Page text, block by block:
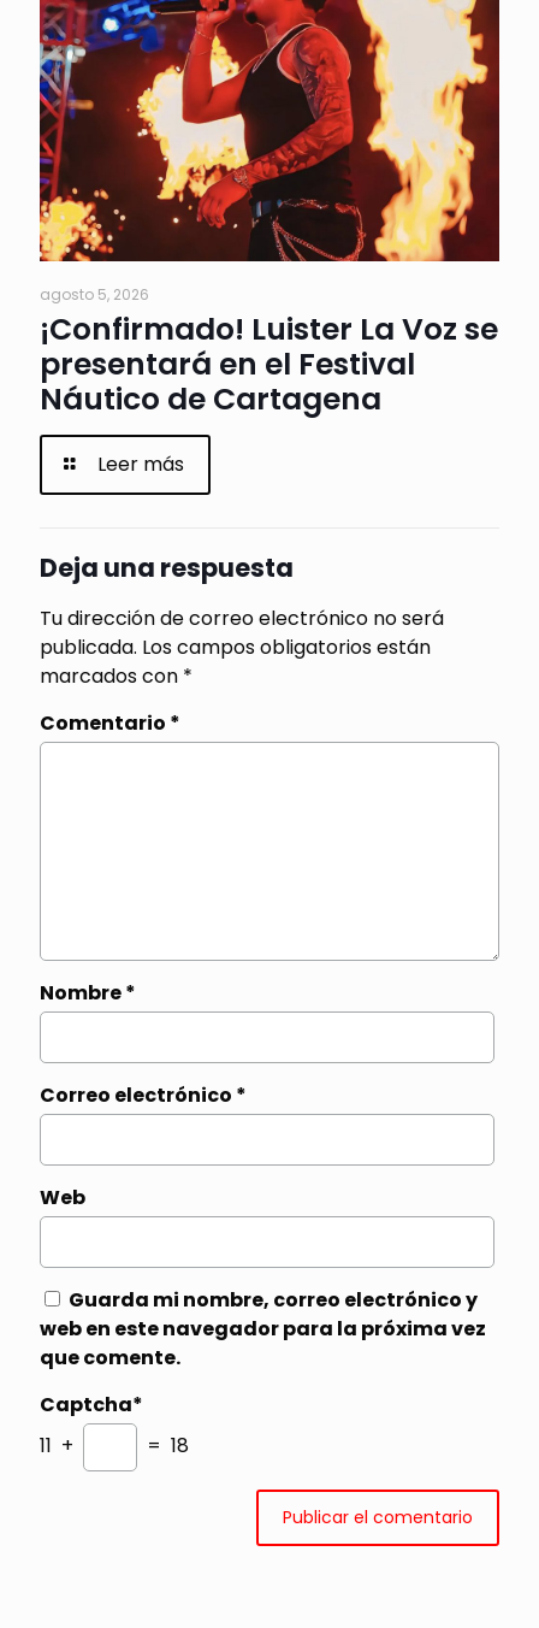
agosto 5, 2026
¡Confirmado! Luister La Voz se
presentará en el Festival
Náutico de Cartagena
Leer más
Deja una respuesta
Tu dirección de correo electrónico no será
publicada. Los campos obligatorios están
marcados con *
Comentario *
Nombre*
Correo electrónico *
Web
Guarda mi nombre, correo electrónico y
web en este navegador para la próxima vez
que comente.
Captcha*
11 +
= 18